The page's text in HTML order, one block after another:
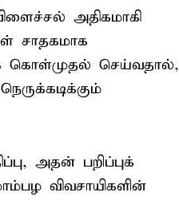
அதிகமாகி
சாதகமாக
கொள்முதல் செய்வதால்,
அதன் பறிப்புக்
விவசாயிகளின்